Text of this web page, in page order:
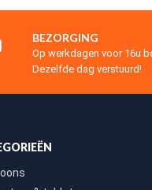
BEZORGING
Op werkdagen voor 16u
Dezelfde dag verstuurd!